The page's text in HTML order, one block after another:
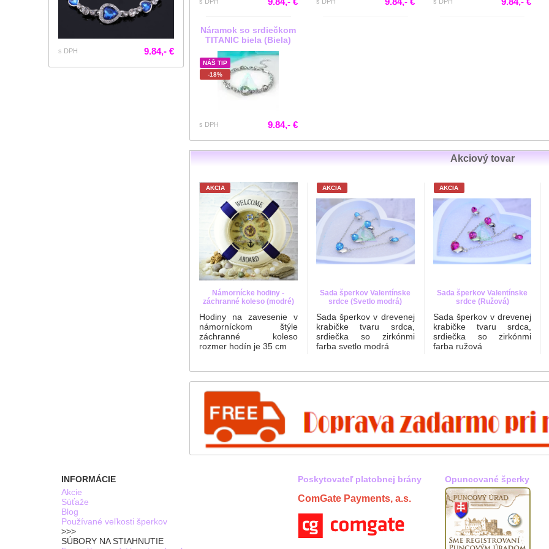
s DPH 9.84,- €
Náramok so srdiečkom
TITANIC biela (Biela)
NÁŠ TIP
-18%
s DPH 9.84,- €
Akciový tovar
AKCIA
Námornícke hodiny -
záchranné koleso (modré)
Hodiny na zavesenie v
námorníckom štýle
záchranné koleso
rozmer hodín je 35 cm
AKCIA
Sada šperkov Valentínske
srdce (Svetlo modrá)
Sada šperkov v drevenej
krabičke tvaru srdca,
srdiečka so zirkónmi
farba svetlo modrá
AKCIA
Sada šperkov Valentínske
srdce (Ružová)
Sada šperkov v drevenej
krabičke tvaru srdca,
srdiečka so zirkónmi
farba ružová
INFORMÁCIE
Akcie
Súťaže
Blog
Používané veľkosti šperkov
>>>
SÚBORY NA STIAHNUTIE
Poskytovateľ platobnej brány
ComGate Payments, a.s.
Opuncované šperky